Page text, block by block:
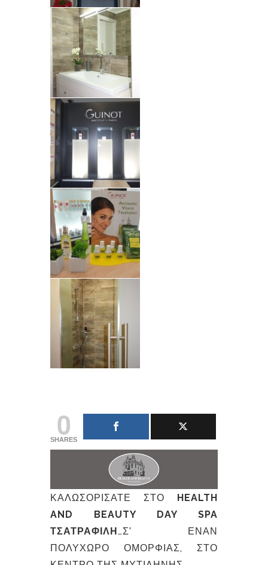
0
SHARES
ΚΑΛΩΣΟΡΊΣΑΤΕ ΣΤΟ
HEALTH
AND BEAUTY DAY SPA
ΤΣΑΤΡΑΦΊΛΗ…Σ’ ΈΝΑΝ
ΠΟΛΥΧΏΡΟ ΟΜΟΡΦΙΆΣ, ΣΤΟ